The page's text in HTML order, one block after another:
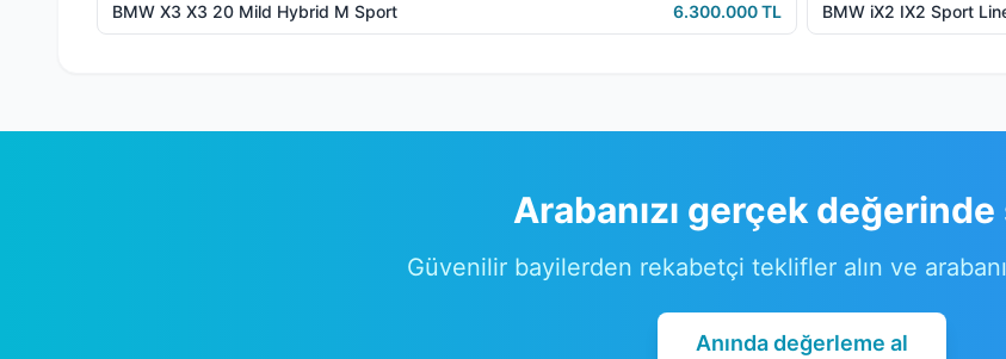
BMW X3 X3 20 Mild Hybrid M Sport 6.300.000 TL BMW iX2 IX2 Sport
Arabanızı gerçek değerinde
Güvenilir bayilerden rekabetçi teklifler alın ve
Anında değerleme al